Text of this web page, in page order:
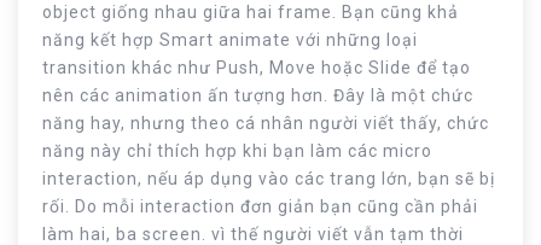
object giống nhau giữa hai frame. Bạn cũng khả
năng kết hợp Smart animate với những loại
transition khác như Push, Move hoặc Slide để tạo
nên các animation ấn tượng hơn. Đây là một chức
năng hay, nhưng theo cá nhân người viết thấy, chức
năng này chỉ thích hợp khi bạn làm các micro
interaction, nếu áp dụng vào các trang lớn, bạn sẽ bị
rối. Do mỗi interaction đơn giản bạn cũng cần phải
làm hai, ba screen. vì thế người viết vẫn tạm thời